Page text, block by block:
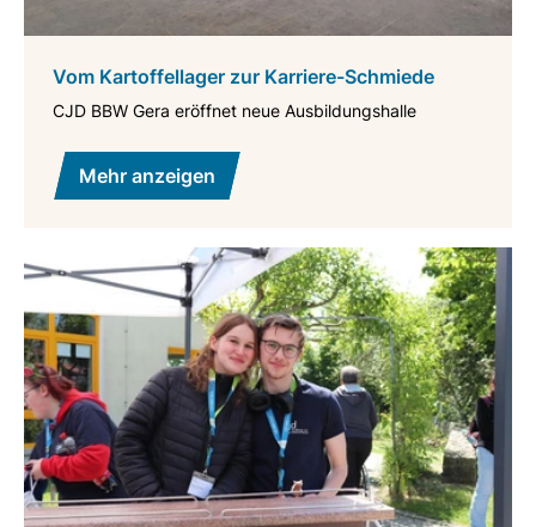
Vom Kartoffellager zur Karriere-Schmiede
CJD BBW Gera eröffnet neue Ausbildungshalle
Mehr anzeigen